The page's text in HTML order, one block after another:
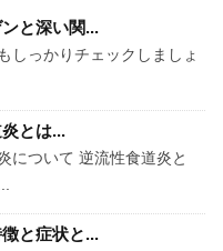
と深い関...
しっかりチェックしましょ
とは...
について 逆流性食道炎と
と症状と...